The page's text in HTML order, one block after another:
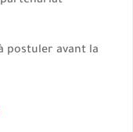
postuler avant la